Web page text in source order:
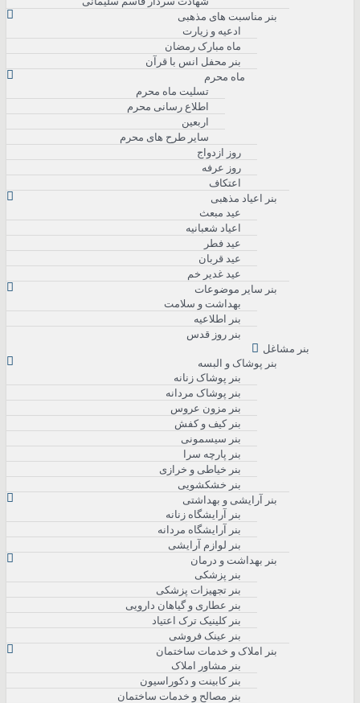
بنر مناسبت های مذهبی
ادعیه و زیارت
ماه مبارک رمضان
بنر محفل انس با قرآن
ماه محرم
تسلیت ماه محرم
اطلاع رسانی محرم
سایر طرح های محرم
روز ازدواج
روز عرفه
اعتکاف
بنر اعیاد مذهبی
عید مبعث
اعیاد شعبانیه
عید فطر
عید قربان
عید غدیر خم
بنر سایر موضوعات
بهداشت و سلامت
بنر اطلاعیه
بنر روز قدس
بنر مشاغل
بنر پوشاک و البسه
بنر پوشاک زنانه
بنر پوشاک مردانه
بنر مزون عروس
بنر کیف و کفش
بنر سیسمونی
بنر پارچه سرا
بنر خیاطی و خرازی
بنر خشکشویی
بنر آرایشی و بهداشتی
بنر آرایشگاه زنانه
بنر آرایشگاه مردانه
بنر لوازم آرایشی
بنر بهداشت و درمان
بنر پزشکی
بنر تجهیزات پزشکی
بنر عطاری و گیاهان دارویی
بنر کلینیک ترک اعتیاد
بنر عینک فروشی
بنر املاک و خدمات ساختمان
بنر مشاور املاک
بنر کابینت و دکوراسیون
بنر مصالح و خدمات ساختمان